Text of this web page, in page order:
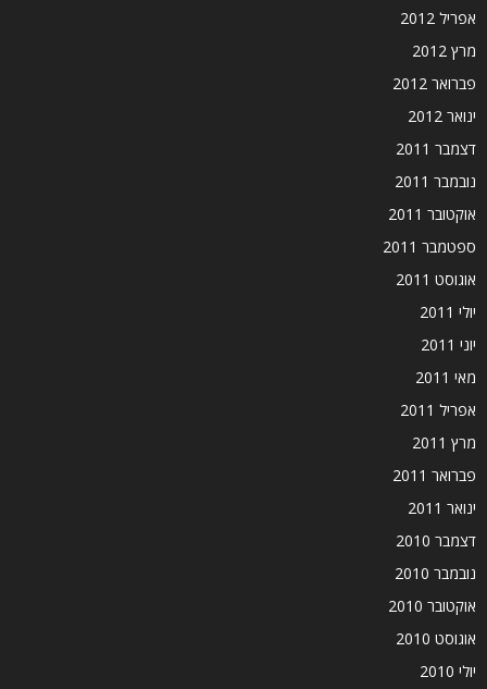
אפריל 2012
מרץ 2012
פברואר 2012
ינואר 2012
דצמבר 2011
נובמבר 2011
אוקטובר 2011
ספטמבר 2011
אוגוסט 2011
יולי 2011
יוני 2011
מאי 2011
אפריל 2011
מרץ 2011
פברואר 2011
ינואר 2011
דצמבר 2010
נובמבר 2010
אוקטובר 2010
אוגוסט 2010
יולי 2010